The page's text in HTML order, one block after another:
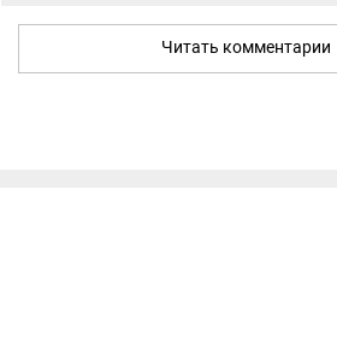
Читать комментарии